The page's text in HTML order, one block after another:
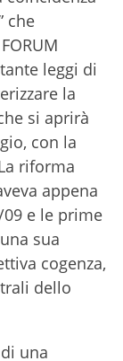
che
leggi di
la
si aprirà
con la
riforma
appena
e le prime
sua
cogenza,
dello
una